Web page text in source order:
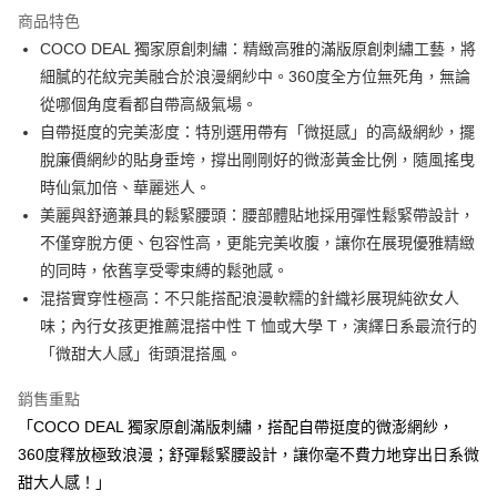
悠遊付
大哥付你分期
相關說明
【大哥付你分期使用說明】
1.本服務由台灣大哥大提供，台灣大哥大用戶可立即使用無須另外申請。
2.付款方式選擇「大哥付你分期」，訂單成立後會自動跳轉到大哥付的交易
流程，驗證手機門號後，選擇欲分期的期數、繳款截止日，確認付款後即完
成交易。
3.實際核准額度、可分期數及費用金額請依後續交易確認頁面所載為準。
4.訂單成立30分鐘內，如未前往確認交易或遇審核未通過，訂單將自動取
消。如遇「轉專審核」未通過狀況，表示未達大哥付你分期系統評分，恕無
【繳款方式說明】
1.分期款項不併入電信帳單，「大哥付你分期」於每月結算日後寄送繳費提
醒簡訊。
2.透過簡訊連結打開帳單後，可選擇「超商條碼／台灣大直營門市／銀行轉
【注意事項】
1.本服務係由「台灣大哥大股份有限公司」（以下簡稱本公司）所提供，讓
用戶於交易時，得透過本服務購買商品或服務，並由商店將買賣／分期付款
買賣價金債權讓與本公司後，依約使用本公司帳單繳交帳款。
AFTEE先享後付
相關說明
【關於「AFTEE先享後付」】
AFTEE先享後付是「在收到商品之後才付款」的支付方式。 讓您購物簡單
便利好安心！
１．簡單：不需註冊會員、不需綁卡、不需儲值。
２．便利：只要手機號碼，簡訊認證，即可結帳。
３．安心：先確認商品／服務後，再付款。
【「AFTEE先享後付」結帳流程】
１．於結帳方式選擇「AFTEE先享後付」後，將跳轉至「AFTEE先享後付」
２．訂單成立數日內，您將收到繳費通知簡訊。
ATM／網路銀行／等多元方式進行付款，方視為交易完成。
※ 請注意：結帳手續完成當下不需立刻繳費，但若您需要取消訂單，請聯絡
購買商品的店家。未經商家同意取消之訂單仍視為有效，需透過AFTEE先享
後付繳納相關費用。
ATM付款
運送方式
全家取貨付款
免運費
免運費
免運費
商品特色
COCO DEAL 獨家原創刺繡：精緻高雅的滿版原創刺繡工藝，將
細膩的花紋完美融合於浪漫網紗中。360度全方位無死角，無論
從哪個角度看都自帶高級氣場。
自帶挺度的完美澎度：特別選用帶有「微挺感」的高級網紗，擺
脫廉價網紗的貼身垂垮，撐出剛剛好的微澎黃金比例，隨風搖曳
時仙氣加倍、華麗迷人。
美麗與舒適兼具的鬆緊腰頭：腰部體貼地採用彈性鬆緊帶設計，
不僅穿脫方便、包容性高，更能完美收腹，讓你在展現優雅精緻
的同時，依舊享受零束縛的鬆弛感。
混搭實穿性極高：不只能搭配浪漫軟糯的針織衫展現純欲女人
味；內行女孩更推薦混搭中性 T 恤或大學 T，演繹日系最流行的
「微甜大人感」街頭混搭風。
銷售重點
「COCO DEAL 獨家原創滿版刺繡，搭配自帶挺度的微澎網紗，
360度釋放極致浪漫；舒彈鬆緊腰設計，讓你毫不費力地穿出日系微
甜大人感！」